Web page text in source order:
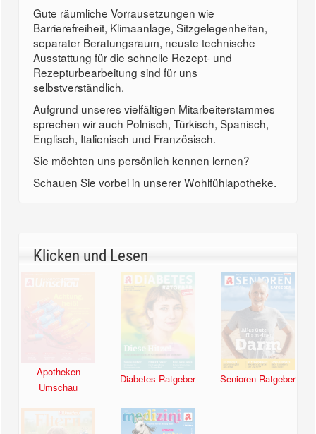
Gute räumliche Vorrausetzungen wie
Barrierefreiheit, Klimaanlage, Sitzgelegenheiten,
separater Beratungsraum, neuste technische
Ausstattung für die schnelle Rezept- und
Rezepturbearbeitung sind für uns
selbstverständlich.
Aufgrund unseres vielfältigen Mitarbeiterstammes
sprechen wir auch Polnisch, Türkisch, Spanisch,
Englisch, Italienisch und Französisch.
Sie möchten uns persönlich kennen lernen?
Schauen Sie vorbei in unserer Wohlfühlapotheke.
Klicken und Lesen
Apotheken
Umschau
Diabetes Ratgeber Senioren Ratgeber